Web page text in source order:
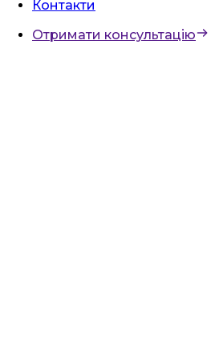
Контакти
Отримати консультацію